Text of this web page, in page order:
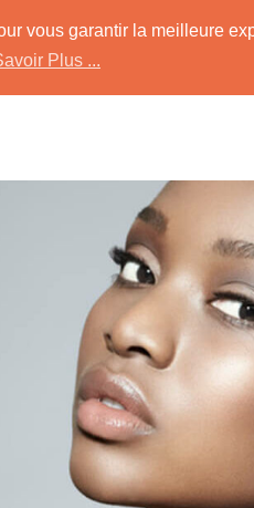
vous garantir la meilleure
Plus ...
Africaine
et Infos pour la Rencontre d'une